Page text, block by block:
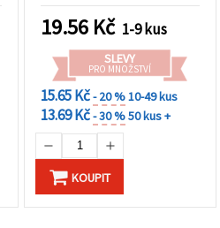
dárků, vánoční dekorace a
sezónní balení
19.56 Kč 1-9 kus
SLEVY
PRO MNOŽSTVÍ
15.65 Kč- 20 %10-49 kus
13.69 Kč- 30 %50 kus +
KOUPIT